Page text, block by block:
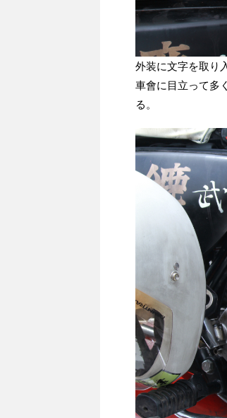
外装に文字を取り
車會に目立って多
る。